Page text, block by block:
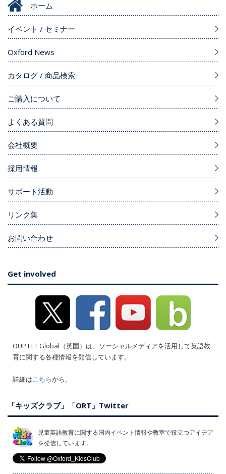
ホーム
イベント / セミナー
Oxford News
カタログ / 商品検索
ご購入について
よくある質問
会社概要
採用情報
サポート活動
リンク集
お問い合わせ
Get involved
OUP ELT Global（英国）は、ソーシャルメディアを活用して英語教
育に関する各種情報を発信しています。
詳細はこちらから。
「キッズクラブ」「ORT」Twitter
児童英語教育に関する国内イベント情報や教室で役立つアイデア
を発信しています。